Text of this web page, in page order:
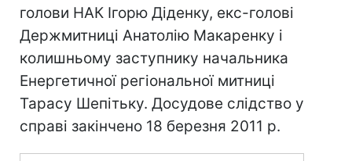
голови НАК Ігорю Діденку, екс-голові
Держмитниці Анатолію Макаренку і
колишньому заступнику начальника
Енергетичної регіональної митниці
Тарасу Шепітьку. Досудове слідство у
справі закінчено 18 березня 2011 р.